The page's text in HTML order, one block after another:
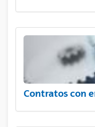
Contratos con